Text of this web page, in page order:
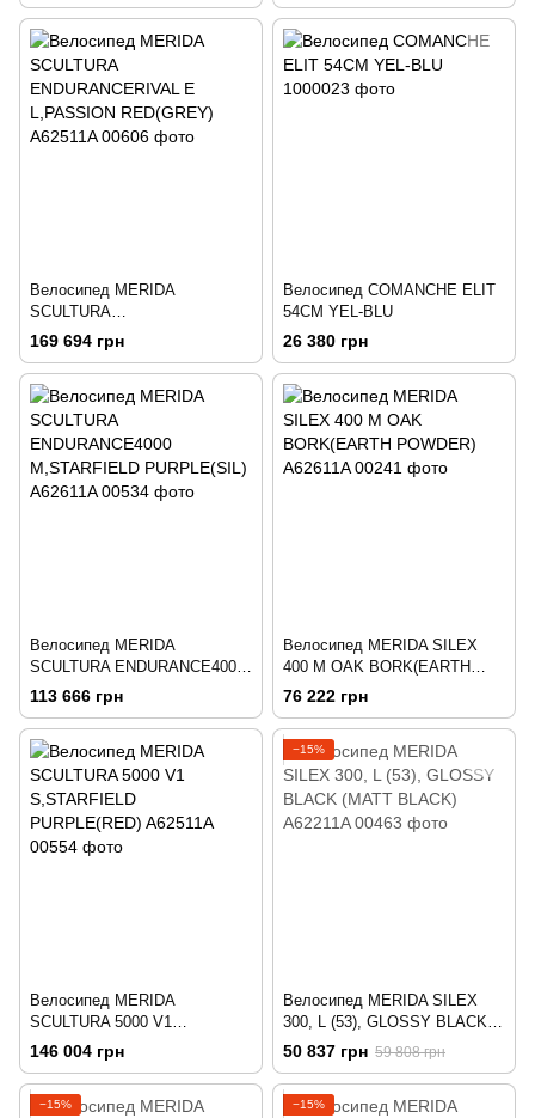
Велосипед MERIDA
SCULTURA
ENDURANCERIVAL E
L,PASSION RED(GREY)
169 694 грн
Велосипед COMANCHE ELIT
54CM YEL-BLU
26 380 грн
Велосипед MERIDA
SCULTURA ENDURANCE4000
M,STARFIELD PURPLE(SIL)
113 666 грн
Велосипед MERIDA SILEX
400 M OAK BORK(EARTH
POWDER)
76 222 грн
Велосипед MERIDA
SCULTURA 5000 V1
S,STARFIELD PURPLE(RED)
146 004 грн
−15%
Велосипед MERIDA SILEX
300, L (53), GLOSSY BLACK
(MATT BLACK)
50 837 грн 59 808 грн
−15% −15%